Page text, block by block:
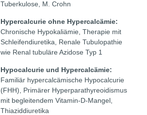
Tuberkulose, M. Crohn
Hypercalcurie ohne Hypercalcämie:
Chronische Hypokaliämie, Therapie mit
Schleifendiuretika, Renale Tubulopathie
wie Renal tubuläre Azidose Typ 1
Hypocalcurie und Hypercalcämie:
Familiär hypercalcämische Hypocalcurie
(FHH), Primärer Hyperparathyreoidismus
mit begleitendem Vitamin-D-Mangel,
Thiaziddiuretika